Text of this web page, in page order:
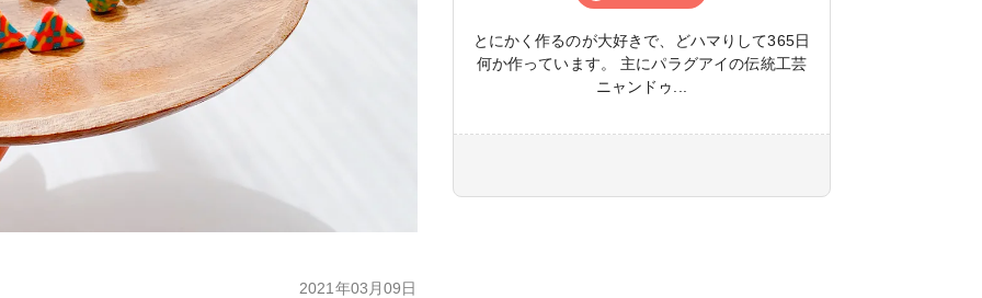
2021年03月09日
とにかく作るのが大好きで、どハマりして365日
何か作っています。 主にパラグアイの伝統工芸
ニャンドゥ...